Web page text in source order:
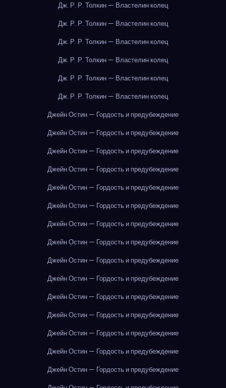
Дж. Р. Р. Толкин — Властелин колец
Дж. Р. Р. Толкин — Властелин колец
Дж. Р. Р. Толкин — Властелин колец
Дж. Р. Р. Толкин — Властелин колец
Дж. Р. Р. Толкин — Властелин колец
Дж. Р. Р. Толкин — Властелин колец
Джейн Остин — Гордость и предубеждение
Джейн Остин — Гордость и предубеждение
Джейн Остин — Гордость и предубеждение
Джейн Остин — Гордость и предубеждение
Джейн Остин — Гордость и предубеждение
Джейн Остин — Гордость и предубеждение
Джейн Остин — Гордость и предубеждение
Джейн Остин — Гордость и предубеждение
Джейн Остин — Гордость и предубеждение
Джейн Остин — Гордость и предубеждение
Джейн Остин — Гордость и предубеждение
Джейн Остин — Гордость и предубеждение
Джейн Остин — Гордость и предубеждение
Джейн Остин — Гордость и предубеждение
Джейн Остин — Гордость и предубеждение